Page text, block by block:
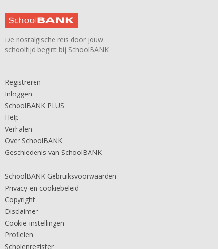
De nostalgische reis door jouw
schooltijd begint bij SchoolBANK
Registreren
Inloggen
SchoolBANK PLUS
Help
Verhalen
Over SchoolBANK
Geschiedenis van SchoolBANK
SchoolBANK Gebruiksvoorwaarden
Privacy-en cookiebeleid
Copyright
Disclaimer
Cookie-instellingen
Profielen
Scholenregister